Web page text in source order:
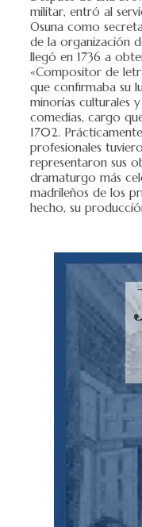
militar, entró al
Osuna como
de la organización
llegó en 1736 a
«Compositor de
que confirmaba su
minorías culturales
comedias, cargo
1702.
profesionales
representaron sus
dramaturgo más
madrileños de los
hecho, su